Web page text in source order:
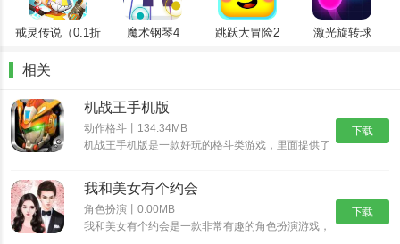
吧；
让你在商城里面，去抽到自己想要的英雄，帮助你完美战斗吧；
奖次数；
通过不断的升级，你的那些塔防英雄的等级也将会全面提升，让你在
当中更好的进行使用一下的；
卡通的画面风格，搞笑的怪物组合，整体的挑战性还是有，更多的是
带有欢乐挑战性。
戒灵传说（0.1折
魔术钢琴4 跳跃大冒险2 激光旋转球
相关
下载
机战王手机版
动作格斗丨134.34MB
机战王手机版是一款好玩的格斗类游戏，里面提供了
场景中开启冒险之旅，收集更多的装备提升机甲的属
性。
下载
我和美女有个约会
角色扮演丨0.00MB
我和美女有个约会是一款非常有趣的角色扮演游戏，